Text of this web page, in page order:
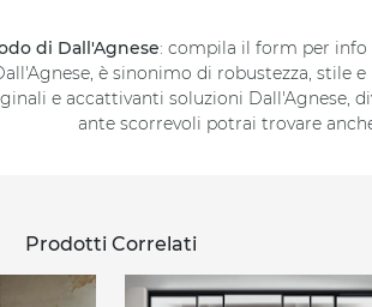
di Dall'Agnese: compila il form per
è sinonimo di robustezza,
e accattivanti soluzioni Dall'Agnese,
ante scorrevoli potrai trovare
Prodotti Correlati